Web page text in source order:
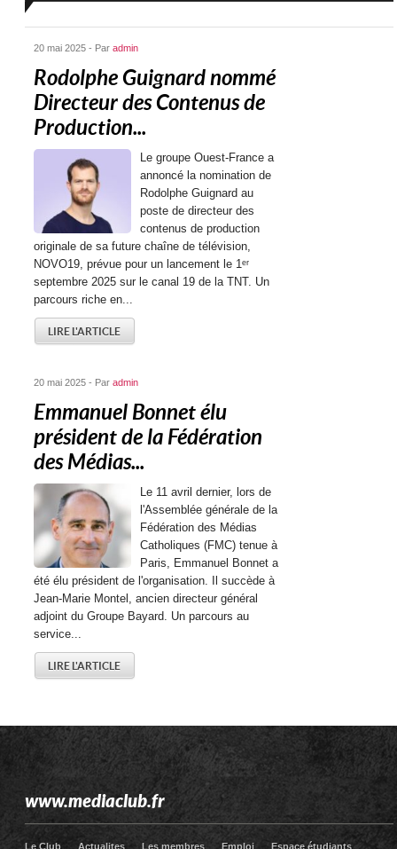
20 mai 2025 - Paradmin
Rodolphe Guignard nommé
Directeur des Contenus de
Production...
Le groupe Ouest-France a
annoncé la nomination de
Rodolphe Guignard au
poste de directeur des
contenus de production
originale de sa future chaîne de télévision,
NOVO19, prévue pour un lancement le 1ᵉʳ
septembre 2025 sur le canal 19 de la TNT. Un
parcours riche en...
LIRE L'ARTICLE
20 mai 2025 - Paradmin
Emmanuel Bonnet élu
président de la Fédération
des Médias...
Le 11 avril dernier, lors de
l'Assemblée générale de la
Fédération des Médias
Catholiques (FMC) tenue à
Paris, Emmanuel Bonnet a
été élu président de l'organisation. Il succède à
Jean-Marie Montel, ancien directeur général
adjoint du Groupe Bayard. Un parcours au
service...
LIRE L'ARTICLE
www.mediaclub.fr
Le Club Actualites Les membres Emploi Espace étudiants